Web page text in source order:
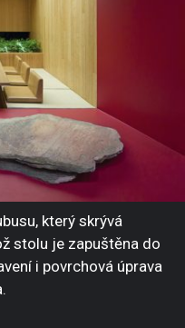
který skrývá
stolu je zapuštěna do
i povrchová úprava